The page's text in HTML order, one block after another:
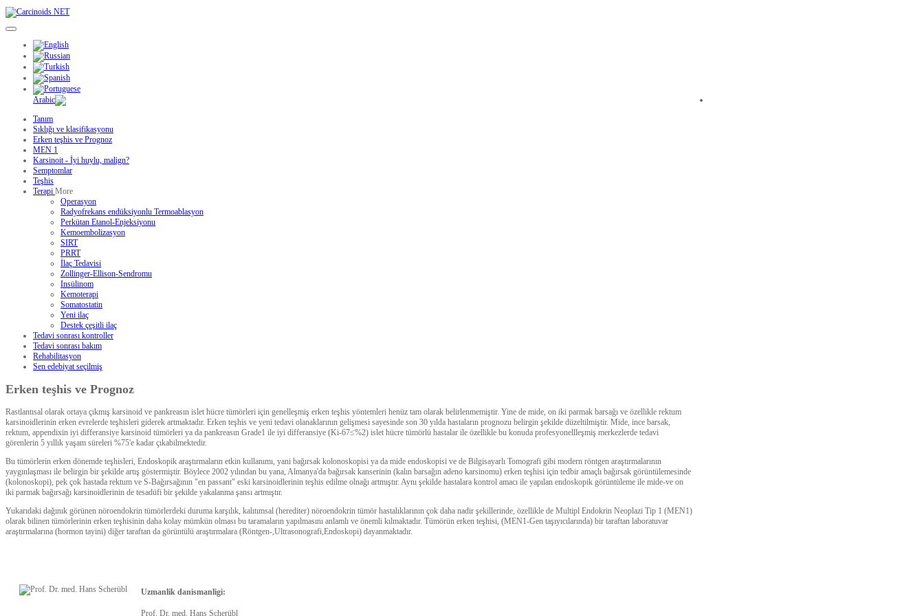
Tanım
Sıklığı ve klasifikasyonu
Erken teşhis ve Prognoz
MEN 1
Karsinoit - İyi huylu, malign?
Semptomlar
Teşhis
Terapi More
Operasyon
Radyofrekans endüksiyonlu Termoablasyon
Perkütan Etanol-Enjeksiyonu
Kemoembolizasyon
SIRT
PRRT
İlaç Tedavisi
Zollinger-Ellison-Sendromu
Insülinom
Kemoterapi
Somatostatin
Yeni ilaç
Destek çeşitli ilaç
Tedavi sonrası kontroller
Tedavi sonrası bakım
Rehabilitasyon
Sen edebiyat seçilmiş
Erken teşhis ve Prognoz
Rastlantısal olarak ortaya çıkmış karsinoid ve pankreasın islet hücre tümörleri için genelleşmiş erken teşhis yöntemleri henüz tam olarak belirlenmemiştir. Yine de mide, on iki parmak barsağı ve özellikle rektum
karsinoidlerinin erken evrelerde teşhisleri giderek artmaktadır. Erken teşhis ve yeni tedavi olanaklarının gelişmesi sayesinde son 30 yılda hastaların prognozu belirgin şekilde düzeltilmiştir. Mide, ince barsak,
rektum, appendixin iyi differansiye karsinoid tümörleri ya da pankreasın Grade1 ile iyi differansiye (Ki-67≤%2) islet hücre tümörlü hastalar ile özellikle bu konuda profesyonellleşmiş merkezlerde tedavi
görenlerin 5 yıllık yaşam süreleri %75'e kadar çıkabilmektedir.
Bu tümörlerin erken dönemde teşhisleri, Endoskopik araştırmaların etkin kullanımı, yani bağırsak kolonoskopisi ya da mide endoskopisi ve de Bilgisayarlı Tomografi gibi modern röntgen araştırmalarının
yaygınlaşması ile belirgin bir şekilde artış göstermiştir. Böylece 2002 yılından bu yana, Almanya'da bağırsak kanserinin (kalın barsağın adeno karsinomu) erken teşhisi için tedbir amaçlı bağırsak görüntülemesinde
(kolonoskopi), pek çok hastada rektum ve S-Bağırsağının "en passant" eski karsinoidlerinin teşhis edilme olnağı artmıştır. Aynı şekilde hastalara kontrol amacı ile yapılan endoskopik görüntüleme ile mide-ve on
iki parmak bağırsağı karsinoidlerinin de tesadüfi bir şekilde yakalanma şansı artmıştır.
Yukarıdaki dağınık görünen nöroendokrin tümörlerdeki duruma karşılık, kalıtımsal (herediter) nöroendokrin tümör hastalıklarının çok daha nadir şekillerinde, özellikle de Multipl Endokrin Neoplazi Tip 1 (MEN1)
olarak bilinen tümörlerinin erken teşhisinin daha kolay mümkün olması bu taramaların yapılmasını anlamlı ve önemli kılmaktadır. Tümörün erken teşhisi, (MEN1-Gen taşıyıcılarında) bir taraftan laboratuvar
araştırmalarına (hormon tayini) diğer taraftan da görüntülü araştırmalara (Röntgen-,Ultrasonografi,Endoskopi) dayanmaktadır.
Uzmanlik danismanligi:
Prof. Dr. med. Hans Scherübl